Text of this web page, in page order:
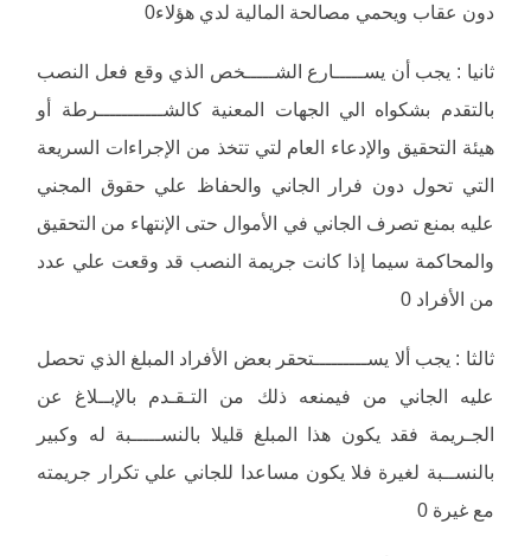
دون عقاب ويحمي مصالحة المالية لدي هؤلاء0
ثانيا : يجب أن يســـــارع الشـــــخص الذي وقع فعل النصب
بالتقدم بشكواه الي الجهات المعنية كالشـــــــــــرطة أو
هيئة التحقيق والإدعاء العام لتي تتخذ من الإجراءات السريعة
التي تحول دون فرار الجاني والحفاظ علي حقوق المجني
عليه بمنع تصرف الجاني في الأموال حتى الإنتهاء من التحقيق
والمحاكمة سيما إذا كانت جريمة النصب قد وقعت علي عدد
من الأفراد 0
ثالثا : يجب ألا يســـــــــتحقر بعض الأفراد المبلغ الذي تحصل
عليه الجاني من فيمنعه ذلك من التـقـدم بالإبــلاغ عن
الجـريمة فقد يكون هذا المبلغ قليلا بالنســـــبة له وكبير
بالنســبة لغيرة فلا يكون مساعدا للجاني علي تكرار جريمته
مع غيرة 0